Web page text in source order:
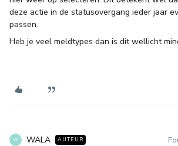
deze actie in de statusovergang ieder jaar
passen.
Heb je veel meldtypes dan is dit wellicht
W WALA AUTEUR